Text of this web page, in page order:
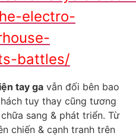
electro-
battles/
tay ga vẫn đối bên bao
tuy thay cũng tương
sang & phát triển. Từ
chiến & cạnh tranh trên